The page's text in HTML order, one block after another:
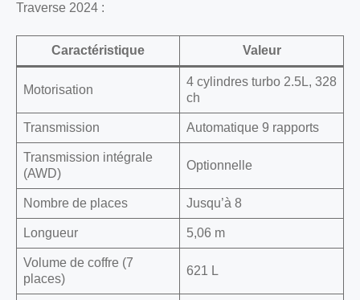
Traverse 2024 :
Caractéristique Valeur
Motorisation
4 cylindres turbo 2.5L, 328
ch
Transmission Automatique 9 rapports
Transmission intégrale
(AWD)
Optionnelle
Nombre de places Jusqu’à 8
Longueur 5,06 m
Volume de coffre (7
places)
621 L